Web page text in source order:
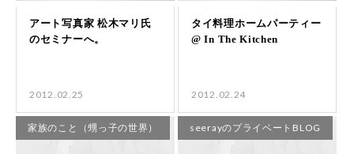
2012.02.25 2012.02.24
家族のこと（甥っ子の世界） seerayのプライベートBLOG